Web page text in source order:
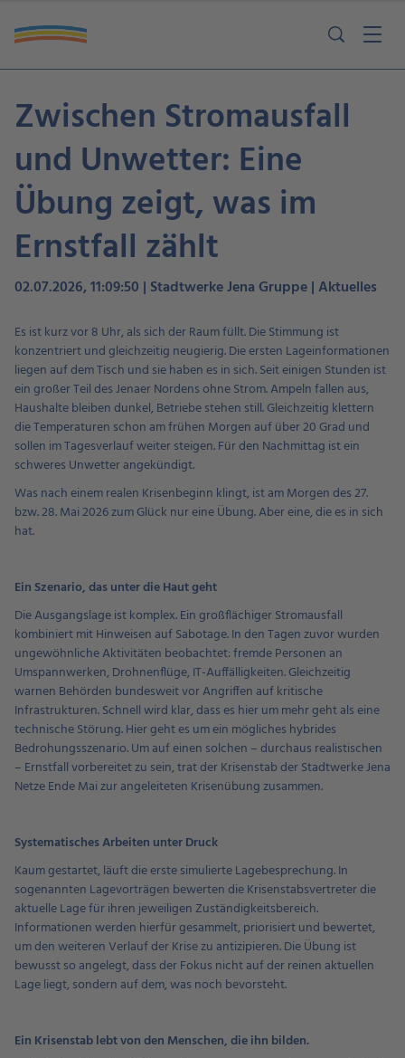
Zwischen Stromausfall
und Unwetter: Eine
Übung zeigt, was im
Ernstfall zählt
02.07.2026, 11:09:50 | Stadtwerke Jena Gruppe | Aktuelles
Es ist kurz vor 8 Uhr, als sich der Raum füllt. Die Stimmung ist
konzentriert und gleichzeitig neugierig. Die ersten Lageinformationen
liegen auf dem Tisch und sie haben es in sich. Seit einigen Stunden ist
ein großer Teil des Jenaer Nordens ohne Strom. Ampeln fallen aus,
Haushalte bleiben dunkel, Betriebe stehen still. Gleichzeitig klettern
die Temperaturen schon am frühen Morgen auf über 20 Grad und
sollen im Tagesverlauf weiter steigen. Für den Nachmittag ist ein
schweres Unwetter angekündigt.
Was nach einem realen Krisenbeginn klingt, ist am Morgen des 27.
bzw. 28. Mai 2026 zum Glück nur eine Übung. Aber eine, die es in sich
hat.
Ein Szenario, das unter die Haut geht
Die Ausgangslage ist komplex. Ein großflächiger Stromausfall
kombiniert mit Hinweisen auf Sabotage. In den Tagen zuvor wurden
ungewöhnliche Aktivitäten beobachtet: fremde Personen an
Umspannwerken, Drohnenflüge, IT-Auffälligkeiten. Gleichzeitig
warnen Behörden bundesweit vor Angriffen auf kritische
Infrastrukturen. Schnell wird klar, dass es hier um mehr geht als eine
technische Störung. Hier geht es um ein mögliches hybrides
Bedrohungsszenario. Um auf einen solchen – durchaus realistischen
– Ernstfall vorbereitet zu sein, trat der Krisenstab der Stadtwerke Jena
Netze Ende Mai zur angeleiteten Krisenübung zusammen.
Systematisches Arbeiten unter Druck
Kaum gestartet, läuft die erste simulierte Lagebesprechung. In
sogenannten Lagevorträgen bewerten die Krisenstabsvertreter die
aktuelle Lage für ihren jeweiligen Zuständigkeitsbereich.
Informationen werden hierfür gesammelt, priorisiert und bewertet,
um den weiteren Verlauf der Krise zu antizipieren. Die Übung ist
bewusst so angelegt, dass der Fokus nicht auf der reinen aktuellen
Lage liegt, sondern auf dem, was noch bevorsteht.
Ein Krisenstab lebt von den Menschen, die ihn bilden.